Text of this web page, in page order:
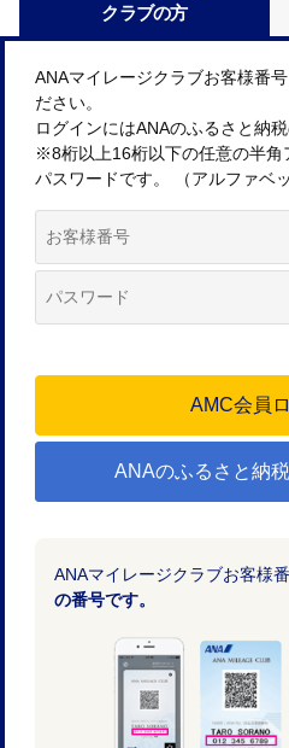
クラブの方
ANAマイレージクラブお客様番
ださい。
ログインにはANAのふるさと納
※8桁以上16桁以下の任意の半角
パスワードです。 （アルファベ
ANAのふるさと納
ANAマイレージクラブお客様
の番号です。